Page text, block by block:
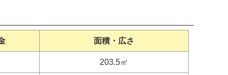
面積・広さ
203.5㎡